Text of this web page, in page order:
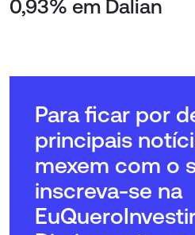
0,93% em Dalian
Para ficar por
principais
mexem com o
inscreva-se na